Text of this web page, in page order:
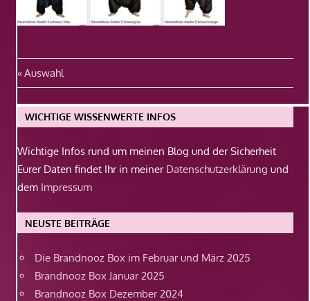
Beitragsnavigation
Vorheriger
Beitrag:
Auswahl
WICHTIGE WISSENWERTE INFOS
Wichtige Infos rund um meinen Blog und der Sicherheit
Eurer Daten findet Ihr in meiner Datenschutzerklärung und
dem Impressum
NEUSTE BEITRÄGE
Die Brandnooz Box im Februar und März 2025
Brandnooz Box Januar 2025
Brandnooz Box Dezember 2024